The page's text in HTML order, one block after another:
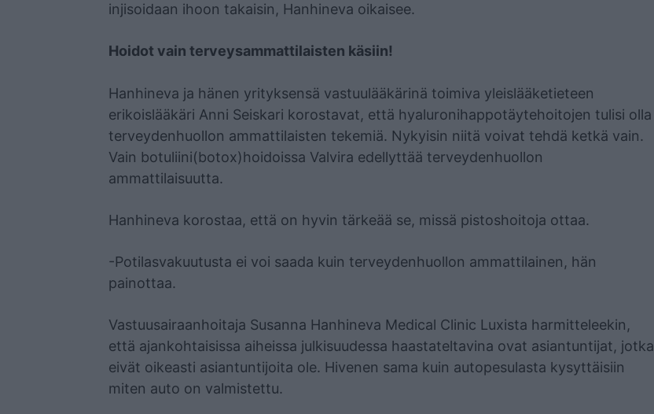
injisoidaan ihoon takaisin, Hanhineva oikaisee.
Hoidot vain terveysammattilaisten käsiin!
Hanhineva ja hänen yrityksensä vastuulääkärinä toimiva yleislääketieteen
erikoislääkäri Anni Seiskari korostavat, että hyaluronihappotäytehoitojen tulisi olla
terveydenhuollon ammattilaisten tekemiä. Nykyisin niitä voivat tehdä ketkä vain.
Vain botuliini(botox)hoidoissa Valvira edellyttää terveydenhuollon
ammattilaisuutta.
Hanhineva korostaa, että on hyvin tärkeää se, missä pistoshoitoja ottaa.
-Potilasvakuutusta ei voi saada kuin terveydenhuollon ammattilainen, hän
painottaa.
Vastuusairaanhoitaja Susanna Hanhineva Medical Clinic Luxista harmitteleekin,
että ajankohtaisissa aiheissa julkisuudessa haastateltavina ovat asiantuntijat, jotka
eivät oikeasti asiantuntijoita ole. Hivenen sama kuin autopesulasta kysyttäisiin
miten auto on valmistettu.